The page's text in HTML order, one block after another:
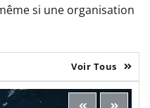
si une organisation
Voir Tous